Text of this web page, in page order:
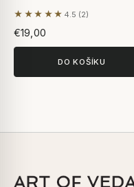
★★★★★ 4.5 (2)
Na základě 2 hodnocení
€19,00
DO KOŠÍKU